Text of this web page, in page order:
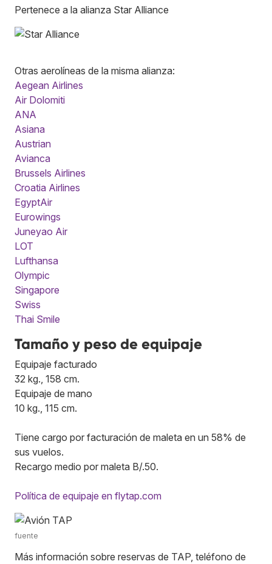
Pertenece a la alianza Star Alliance
Otras aerolíneas de la misma alianza:
Aegean Airlines
Air Dolomiti
ANA
Asiana
Austrian
Avianca
Brussels Airlines
Croatia Airlines
EgyptAir
Eurowings
Juneyao Air
LOT
Lufthansa
Olympic
Singapore
Swiss
Thai Smile
Tamaño y peso de equipaje
Equipaje facturado
32 kg., 158 cm.
Equipaje de mano
10 kg., 115 cm.
Tiene cargo por facturación de maleta en un 58% de
sus vuelos.
Recargo medio por maleta B/.50.
Política de equipaje en flytap.com
fuente
Más información sobre reservas de TAP, teléfono de